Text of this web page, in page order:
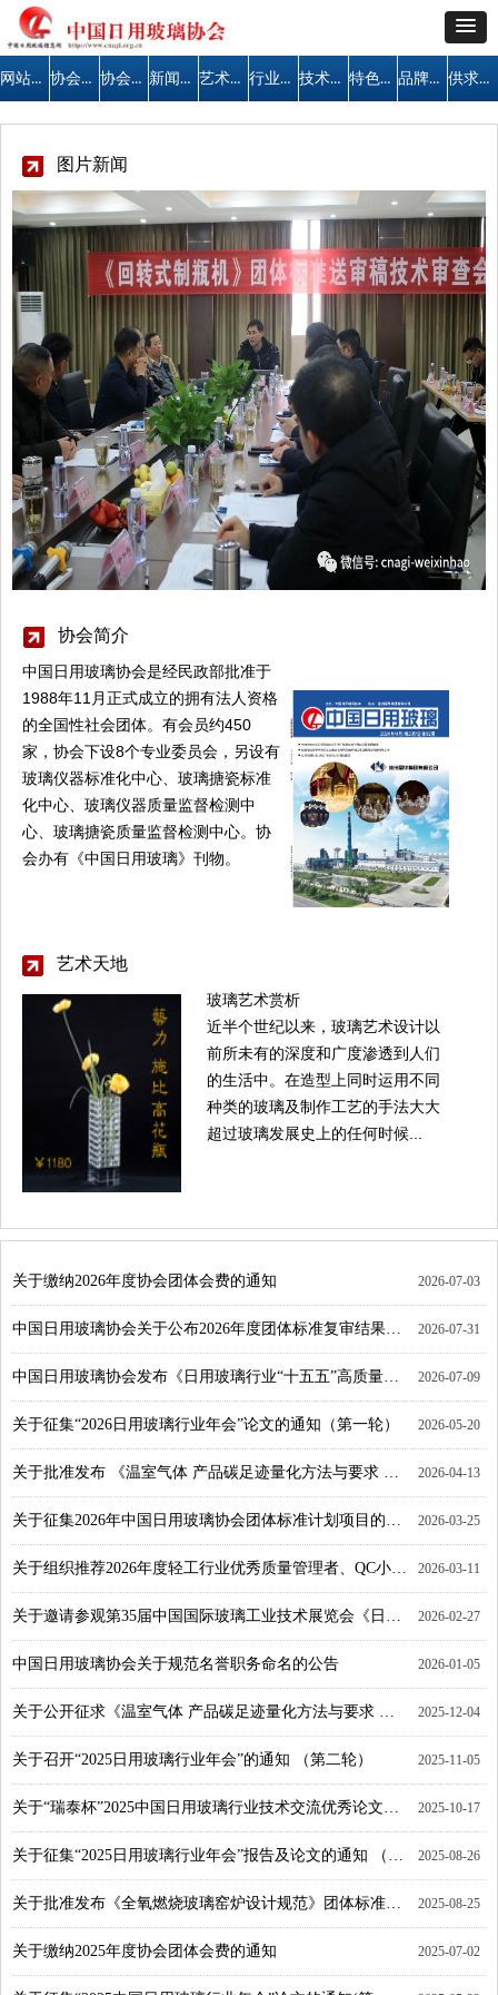
网站首页 协会简介 协会公告 新闻中心 艺术天地 行业管理 技术交流 特色区域 品牌建设 供求信息
2026-07-03
关于缴纳2026年度协会团体会费的通知
2026-07-31
中国日用玻璃协会关于公布2026年度团体标准复审结果的公告
2026-07-09
中国日用玻璃协会发布《日用玻璃行业“十五五”高质量发展指导意见》的公告
2026-05-20
关于征集“2026日用玻璃行业年会”论文的通知（第一轮）
2026-04-13
关于批准发布 《温室气体 产品碳足迹量化方法与要求 日用玻璃》团体标准的公告
2026-03-25
关于征集2026年中国日用玻璃协会团体标准计划项目的通知
2026-03-11
关于组织推荐2026年度轻工行业优秀质量管理者、QC小组、质量信得过班组的通知
2026-02-27
关于邀请参观第35届中国国际玻璃工业技术展览会《日用玻璃展团》的通知
2026-01-05
中国日用玻璃协会关于规范名誉职务命名的公告
2025-12-04
关于公开征求《温室气体 产品碳足迹量化方法与要求 日用玻璃》团体标准意见的函
2025-11-05
关于召开“2025日用玻璃行业年会”的通知 （第二轮）
2025-10-17
关于“瑞泰杯”2025中国日用玻璃行业技术交流优秀论文的公示
2025-08-26
关于征集“2025日用玻璃行业年会”报告及论文的通知 （第二轮）
2025-08-25
关于批准发布《全氧燃烧玻璃窑炉设计规范》团体标准的公告
2025-07-02
关于缴纳2025年度协会团体会费的通知
图片新闻
协会简介
中国日用玻璃协会是经民政部批准于
1988年11月正式成立的拥有法人资格
的全国性社会团体。有会员约450
家，协会下设8个专业委员会，另设有
玻璃仪器标准化中心、玻璃搪瓷标准
化中心、玻璃仪器质量监督检测中
心、玻璃搪瓷质量监督检测中心。协
会办有《中国日用玻璃》刊物。
玻璃艺术赏析
近半个世纪以来，玻璃艺术设计以
前所未有的深度和广度渗透到人们
的生活中。在造型上同时运用不同
种类的玻璃及制作工艺的手法大大
超过玻璃发展史上的任何时候...
艺术天地